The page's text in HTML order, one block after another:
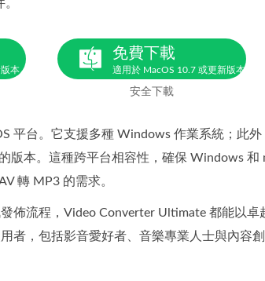
本
免費下載
適用於 MacOS 10.7 或更新版本
安全下載
平台。它支援多種 Windows 作業系統；此
版本。這種跨平台相容性，確保 Windows 和
轉 MP3 的需求。
佈流程，Video Converter Ultimate 都能以卓
者，包括影音愛好者、音樂專業人士與內容